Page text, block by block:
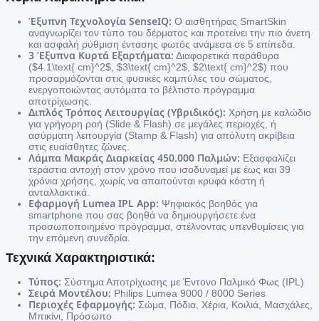
Έξυπνη Τεχνολογία SenseIQ: Ο αισθητήρας SmartSkin
αναγνωρίζει τον τύπο του δέρματος και προτείνει την πιο άνετη
και ασφαλή ρύθμιση έντασης φωτός ανάμεσα σε 5 επίπεδα.
3 Έξυπνα Κυρτά Εξαρτήματα: Διαφορετικά παράθυρα
($4.1\text{ cm}^2$ $3\text{ cm}^2$ $2\text{ cm}^2$) που
προσαρμόζονται στις φυσικές καμπύλες του σώματος,
ενεργοποιώντας αυτόματα το βέλτιστο πρόγραμμα
αποτρίχωσης.
Διπλός Τρόπος Λειτουργίας (Υβριδικός): Χρήση με καλώδιο
για γρήγορη ροή (Slide & Flash) σε μεγάλες περιοχές, ή
ασύρματη λειτουργία (Stamp & Flash) για απόλυτη ακρίβεια
στις ευαίσθητες ζώνες.
Λάμπα Μακράς Διαρκείας 450.000 Παλμών: Εξασφαλίζει
τεράστια αντοχή στον χρόνο που ισοδυναμεί με έως και 39
χρόνια χρήσης, χωρίς να απαιτούνται κρυφά κόστη ή
ανταλλακτικά.
Εφαρμογή Lumea IPL App: Ψηφιακός βοηθός για
smartphone που σας βοηθά να δημιουργήσετε ένα
προσωποποιημένο πρόγραμμα, στέλνοντας υπενθυμίσεις για
την επόμενη συνεδρία.
Τεχνικά Χαρακτηριστικά:
Τύπος: Σύστημα Αποτρίχωσης με Έντονο Παλμικό Φως (IPL)
Σειρά Μοντέλου: Philips Lumea 9000 / 8000 Series
Περιοχές Εφαρμογής: Σώμα, Πόδια, Χέρια, Κοιλιά, Μασχάλες,
Μπικίνι, Πρόσωπο